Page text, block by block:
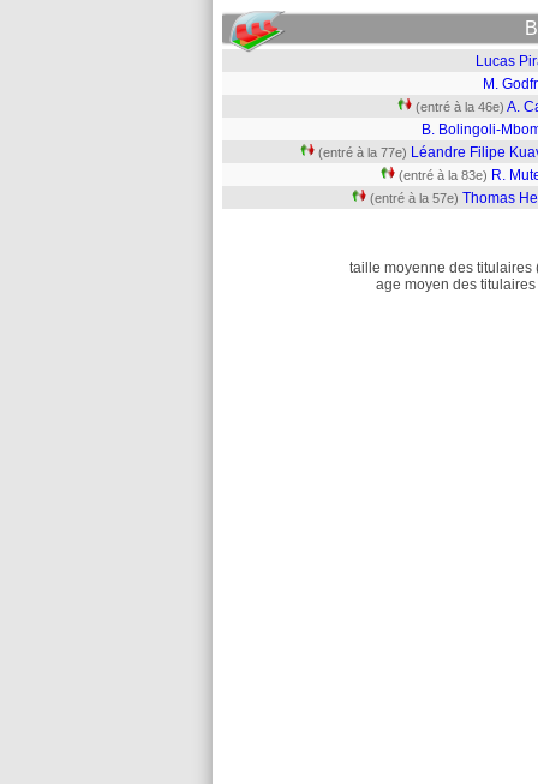
Lucas
M.
(entré à la 46e) A.
B. Bolingoli-
(entré à la 77e) Léandre Filipe
(entré à la 83e) R.
(entré à la 57e) Thomas
taille moyenne des titulaires
age moyen des titulaires